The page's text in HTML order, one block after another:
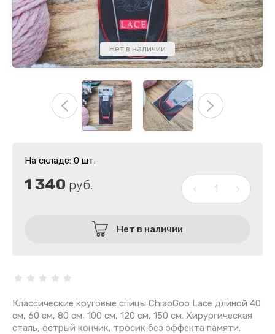
Нет в наличии
На складе: 0 шт.
1 340 руб.
Нет в наличии
Классические круговые спицы ChiaoGoo Lace длиной 40
см, 60 см, 80 см, 100 см, 120 см, 150 см. Хирургическая
сталь, острый кончик, тросик без эффекта памяти.